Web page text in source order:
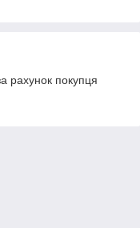
рахунок покупця